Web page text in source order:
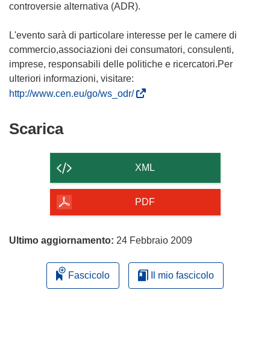
controversie alternativa (ADR).
L'evento sarà di particolare interesse per le camere di
commercio,associazioni dei consumatori, consulenti,
imprese, responsabili delle politiche e ricercatori.Per
ulteriori informazioni, visitare:
http://www.cen.eu/go/ws_odr/(
r
n
n
n
u
ScaricaScarica
contenuto
della
pagina
XML
PDF
Ultimo aggiornamento: 24 Febbraio 2009
Fascicolo Il mio fascicolo